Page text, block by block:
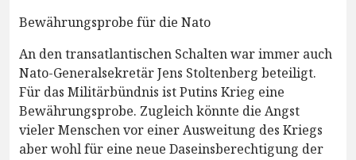
Bewährungsprobe für die Nato
An den transatlantischen Schalten war immer auch
Nato-Generalsekretär Jens Stoltenberg beteiligt.
Für das Militärbündnis ist Putins Krieg eine
Bewährungsprobe. Zugleich könnte die Angst
vieler Menschen vor einer Ausweitung des Kriegs
aber wohl für eine neue Daseinsberechtigung der